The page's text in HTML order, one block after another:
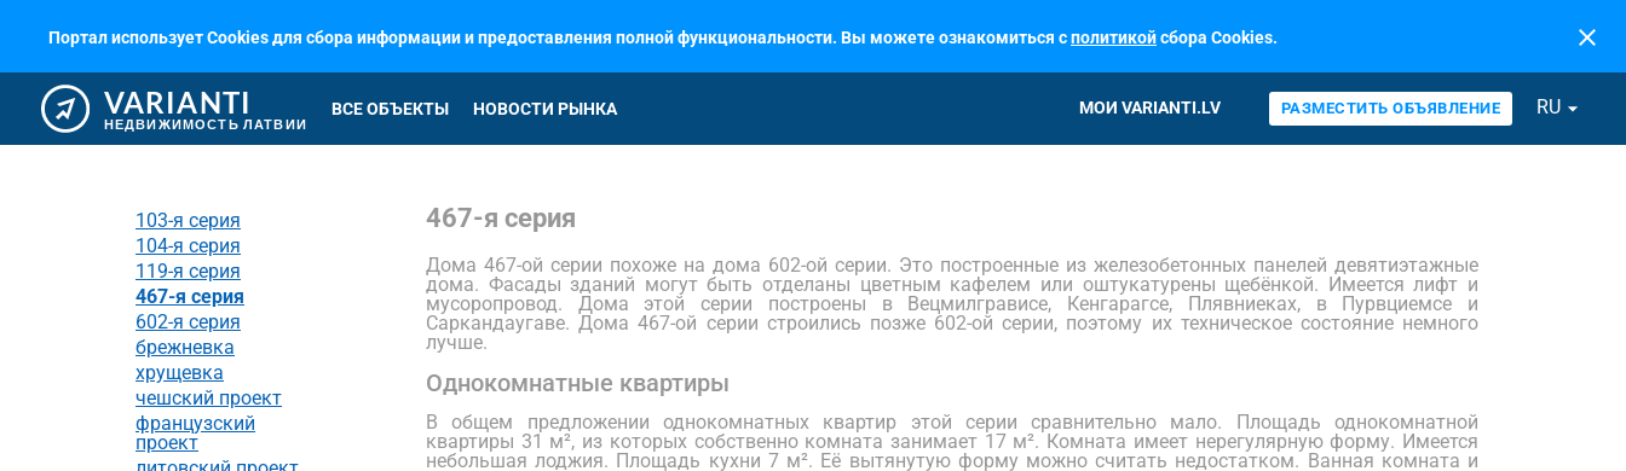
Портал использует Cookies для сбора информации и предоставления полной функциональности. Вы можете ознакомиться сполитикойсбора Cookies. close
VARIANTI
НЕДВИЖИМОСТЬ ЛАТВИИ
ВСЕ ОБЪЕКТЫ НОВОСТИ РЫНКА МОИ VARIANTI.LV РАЗМЕСТИТЬ ОБЪЯВЛЕНИЕ RU arrow_drop_down
103-я серия
104-я серия
119-я серия
467-я серия
602-я серия
брежневка
хрущевка
чешский проект
французский
проект
467-я серия
Дома 467-ой серии похоже на дома 602-ой серии. Это построенные из железобетонных панелей девятиэтажные
дома. Фасады зданий могут быть отделаны цветным кафелем или оштукатурены щебёнкой. Имеется лифт и
мусоропровод. Дома этой серии построены в Вецмилгрависе, Кенгарагсе, Плявниеках, в Пурвциемсе и
Саркандаугаве. Дома 467-ой серии строились позже 602-ой серии, поэтому их техническое состояние немного
лучше.
Однокомнатные квартиры
В общем предложении однокомнатных квартир этой серии сравнительно мало. Площадь однокомнатной
квартиры 31 м², из которых собственно комната занимает 17 м². Комната имеет нерегулярную форму. Имеется
небольшая лоджия. Площадь кухни 7 м². Её вытянутую форму можно считать недостатком. Ванная комната и